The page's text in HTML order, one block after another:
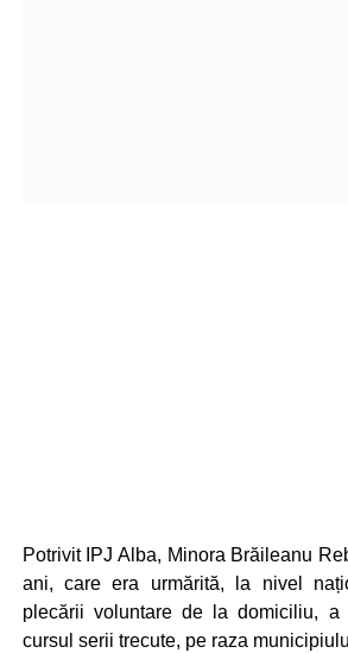
Potrivit IPJ Alba, Minora Brăileanu
ani, care era urmărită, la nivel
plecării voluntare de la domiciliu, a
cursul serii trecute, pe raza